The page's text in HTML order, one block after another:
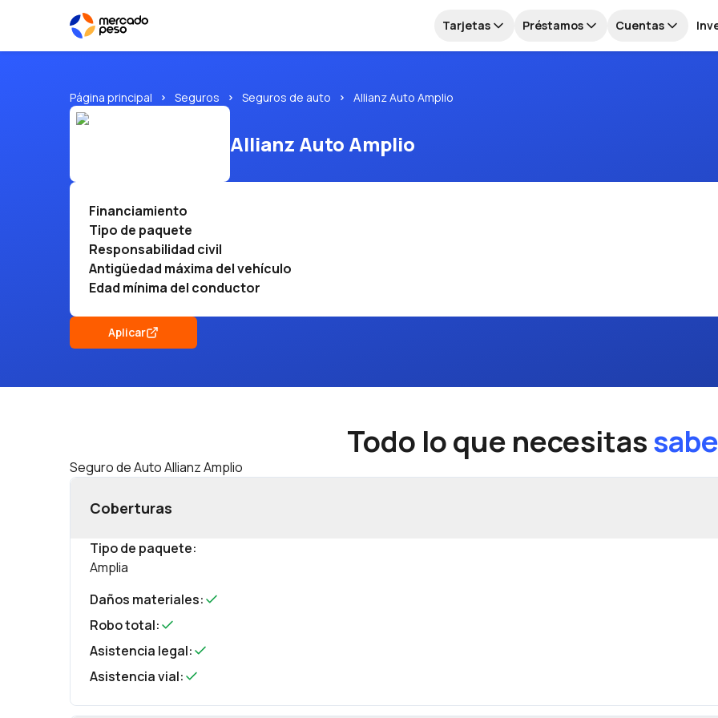
Tarjetas Préstamos Cuentas
Página principal Seguros Seguros de auto Allianz Auto Amplio
Allianz Auto Amplio
Financiamiento
Tipo de paquete
Responsabilidad civil
Antigüedad máxima del vehículo
Edad mínima del conductor
Aplicar
Todo lo que necesitas
Seguro de Auto Allianz Amplio
Coberturas
Tipo de paquete:
Amplia
Daños materiales:
Robo total:
Asistencia legal:
Asistencia vial: